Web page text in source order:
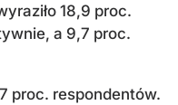
18,9 proc.
a 9,7 proc.
proc. respondentów.